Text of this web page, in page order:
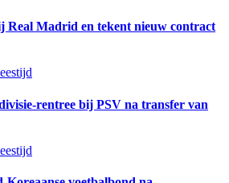
Madrid en tekent nieuw contract
rentree bij PSV na transfer van